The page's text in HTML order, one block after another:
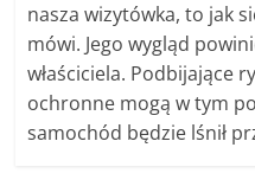
nasza wizytówka, to jak
mówi. Jego wygląd
właściciela. Podbijające
ochronne mogą w tym
samochód będzie lśnił